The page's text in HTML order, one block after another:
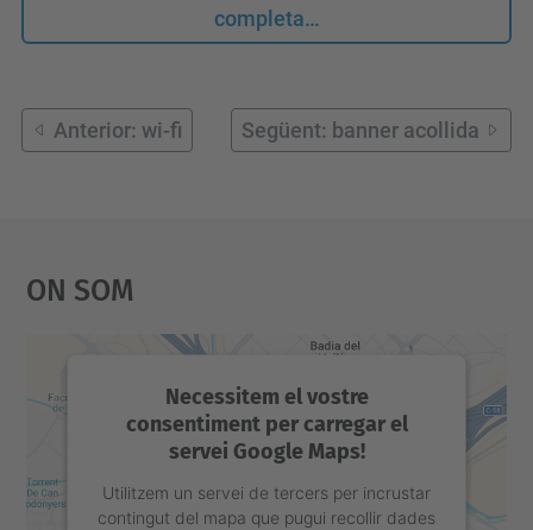
completa…
Anterior: wi-fi Següent: banner acollida
On Som
Necessitem el vostre
consentiment per carregar el
servei Google Maps!
Utilitzem un servei de tercers per incrustar
contingut del mapa que pugui recollir dades